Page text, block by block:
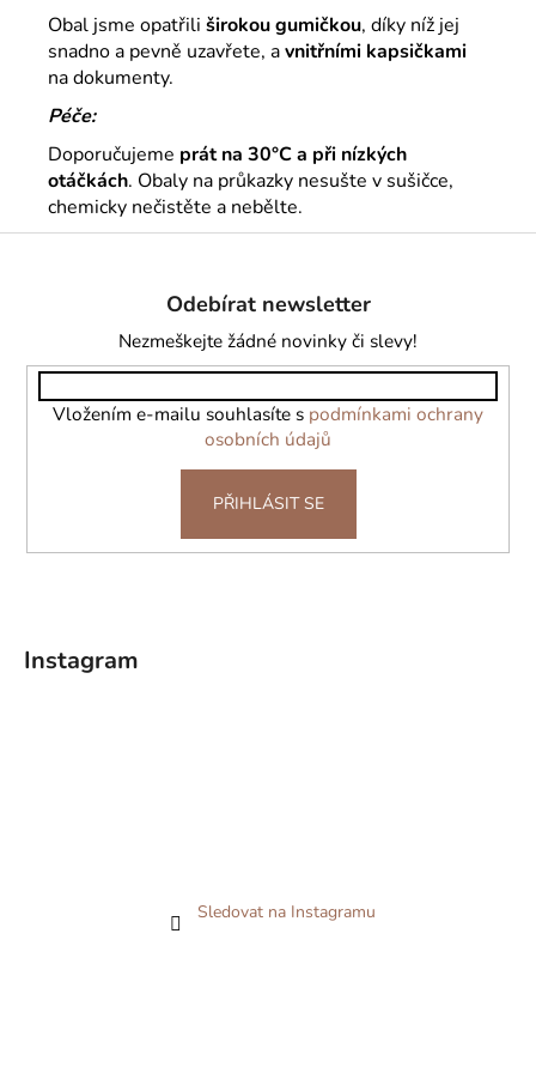
Obal jsme opatřili širokou gumičkou, díky níž jej
snadno a pevně uzavřete, avnitřními kapsičkami
na dokumenty.
Péče:
Doporučujeme prát na 30°C a při nízkých
otáčkách. Obaly na průkazky nesušte v sušičce,
chemicky nečistěte a nebělte.
Odebírat newsletter
Nezmeškejte žádné novinky či slevy!
Vložením e-mailu souhlasíte s podmínkami ochrany
osobních údajů
PŘIHLÁSIT SE
Instagram
Sledovat na Instagramu